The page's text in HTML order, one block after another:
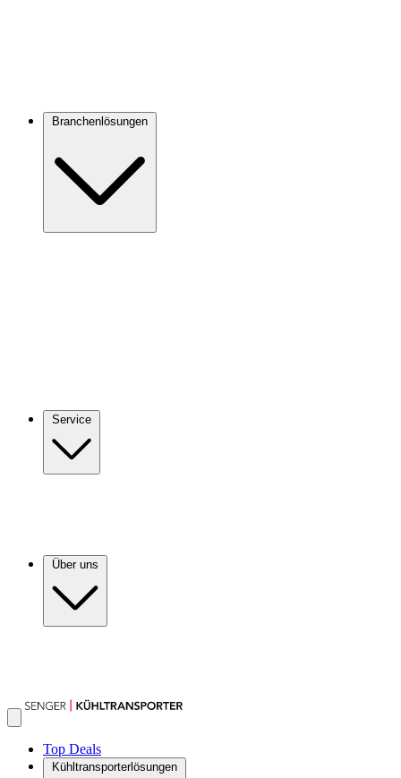
Branchenlösungen
Service
Über uns
Top Deals
Kühltransporterlösungen